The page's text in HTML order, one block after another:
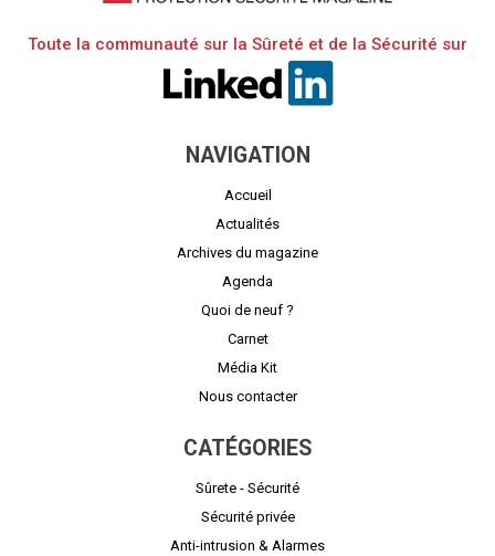
Toute la communauté sur la Sûreté et de la Sécurité sur
NAVIGATION
Accueil
Actualités
Archives du magazine
Agenda
Quoi de neuf ?
Carnet
Média Kit
Nous contacter
CATÉGORIES
Sûrete - Sécurité
Sécurité privée
Anti-intrusion & Alarmes